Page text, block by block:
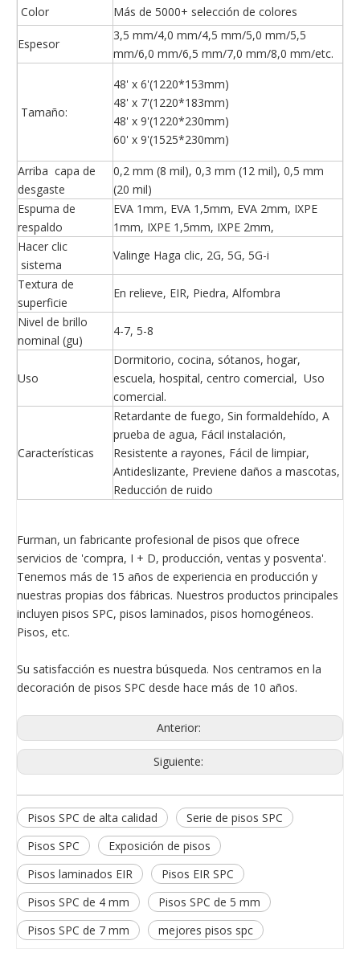
Color Más de 5000+ selección de colores
Espesor
3,5 mm/4,0 mm/4,5 mm/5,0 mm/5,5
mm/6,0 mm/6,5 mm/7,0 mm/8,0 mm/etc.
Tamaño:
48' x 6'(1220*153mm)
48' x 7'(1220*183mm)
48' x 9'(1220*230mm)
60' x 9'(1525*230mm)
Arriba capa de
desgaste
0,2 mm (8 mil), 0,3 mm (12 mil), 0,5 mm
(20 mil)
Espuma de
respaldo
EVA 1mm, EVA 1,5mm, EVA 2mm, IXPE
1mm, IXPE 1,5mm, IXPE 2mm,
Hacer clic
sistema
Valinge Haga clic, 2G, 5G, 5G-i
Textura de
superficie
En relieve, EIR, Piedra, Alfombra
Nivel de brillo
nominal (gu)
4-7, 5-8
Uso
Dormitorio, cocina, sótanos, hogar,
escuela, hospital, centro comercial, Uso
comercial.
Características
Retardante de fuego, Sin formaldehído, A
prueba de agua, Fácil instalación,
Resistente a rayones, Fácil de limpiar,
Antideslizante, Previene daños a mascotas,
Reducción de ruido
Furman, un fabricante profesional de pisos que ofrece
servicios de 'compra, I + D, producción, ventas y posventa'.
Tenemos más de 15 años de experiencia en producción y
nuestras propias dos fábricas. Nuestros productos principales
incluyen pisos SPC, pisos laminados, pisos homogéneos.
Pisos, etc.
Su satisfacción es nuestra búsqueda. Nos centramos en la
decoración de pisos SPC desde hace más de 10 años.
Anterior:
Siguiente:
Pisos SPC de alta calidad
Serie de pisos SPC
Pisos SPC
Exposición de pisos
Pisos laminados EIR
Pisos EIR SPC
Pisos SPC de 4 mm
Pisos SPC de 5 mm
Pisos SPC de 7 mm
mejores pisos spc